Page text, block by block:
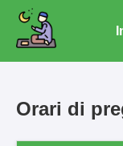
Orari di